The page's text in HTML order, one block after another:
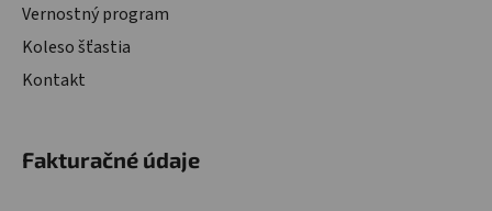
Vernostný program
Koleso šťastia
Kontakt
Fakturačné údaje